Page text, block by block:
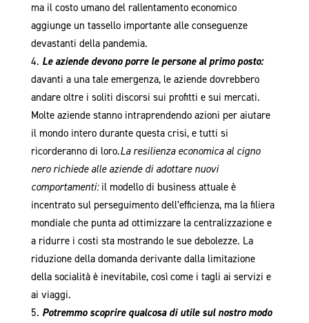
ma il costo umano del rallentamento economico
aggiunge un tassello importante alle conseguenze
devastanti della pandemia.
Le aziende devono porre le persone al primo posto:
davanti a una tale emergenza, le aziende dovrebbero
andare oltre i soliti discorsi sui profitti e sui mercati.
Molte aziende stanno intraprendendo azioni per aiutare
il mondo intero durante questa crisi, e tutti si
ricorderanno di loro.La resilienza economica al cigno
nero richiede alle aziende di adottare nuovi
comportamenti: il modello di business attuale è
incentrato sul perseguimento dell’efficienza, ma la filiera
mondiale che punta ad ottimizzare la centralizzazione e
a ridurre i costi sta mostrando le sue debolezze. La
riduzione della domanda derivante dalla limitazione
della socialità è inevitabile, così come i tagli ai servizi e
ai viaggi.
Potremmo scoprire qualcosa di utile sul nostro modo